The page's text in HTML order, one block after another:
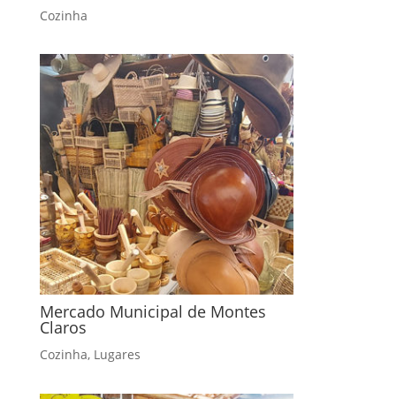
Cozinha
Mercado Municipal de Montes
Claros
Cozinha, Lugares